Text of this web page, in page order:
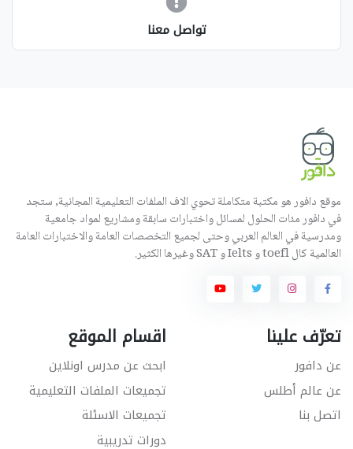
تواصل معنا
موقع دافور هو مكتبة متكاملة تحوي الاف الملفات التعليمية المجانية, ستجد
في دافور مئات الحلول لمسائل واختبارات سابقة ومشاريع لمواد جامعية
ومدرسية في العالم العربي وحتى لجميع التخصصات العامة والاختبارات العامة
العالمية كال toefl و Ielts و SAT وغيرها الكثير.
تعرّف علينا
عن دافور
عن عالم أطلس
اتصل بنا
اقسام الموقع
ابحث عن مدرس اونلاين
تجميعات الملفات التعليمية
تجميعات الاسئلة
دورات تدريبية